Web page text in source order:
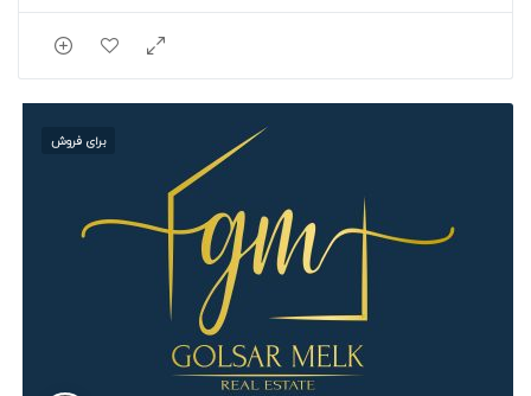
برای فروش